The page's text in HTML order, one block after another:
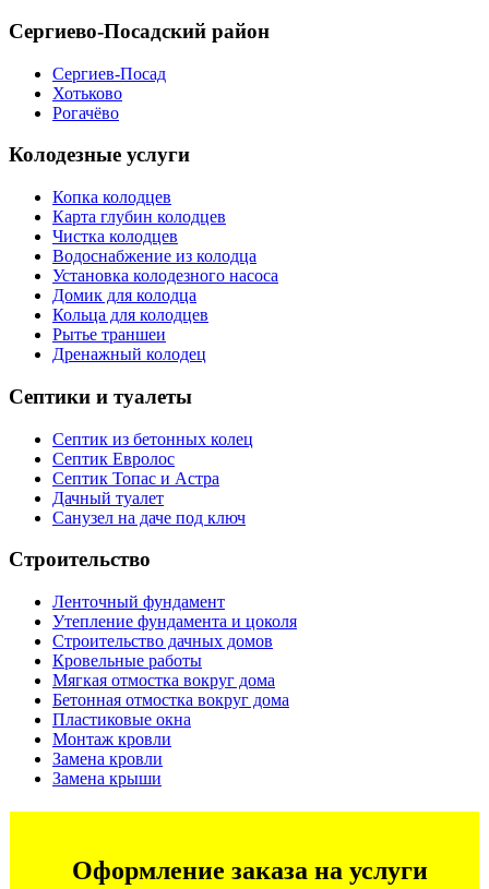
Сергиево-Посадский район
Сергиев-Посад
Хотьково
Рогачёво
Колодезные услуги
Копка колодцев
Карта глубин колодцев
Чистка колодцев
Водоснабжение из колодца
Установка колодезного насоса
Домик для колодца
Кольца для колодцев
Рытье траншеи
Дренажный колодец
Септики и туалеты
Септик из бетонных колец
Септик Евролос
Септик Топас и Астра
Дачный туалет
Санузел на даче под ключ
Строительство
Ленточный фундамент
Утепление фундамента и цоколя
Строительство дачных домов
Кровельные работы
Мягкая отмостка вокруг дома
Бетонная отмостка вокруг дома
Пластиковые окна
Монтаж кровли
Замена кровли
Замена крыши
Оформление заказа на услуги